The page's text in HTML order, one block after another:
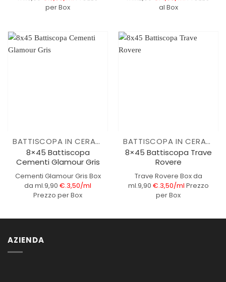
per Box
al Box
BATTISCOPA IN CERAMICA
8×45 Battiscopa
Cementi Glamour Gris
Cementi Glamour Gris Box
da ml.9,90 €.3,50/ml
Prezzo per Box
BATTISCOPA IN CERAMICA
8×45 Battiscopa Trave
Rovere
Trave Rovere Box da
ml.9,90 €.3,50/ml Prezzo
per Box
AZIENDA